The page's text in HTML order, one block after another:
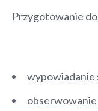
Przygotowanie
wypowiadanie